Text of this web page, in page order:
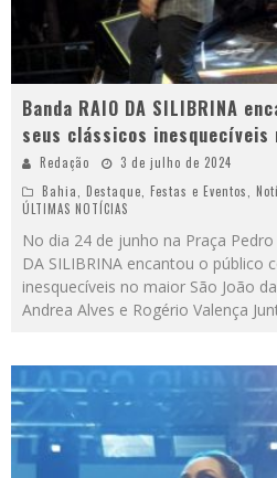
Banda RAIO DA SILIBRINA
seus clássicos inesquecíveis
Redação
3 de julho de 2024
Bahia
Destaque Festas e Eventos
ÚLTIMAS NOTÍCIAS
No dia 24 de junho na Praça
DA SILIBRINA encantou o público
inesquecíveis no maior São João
Andrea Alves e Rogério Valença